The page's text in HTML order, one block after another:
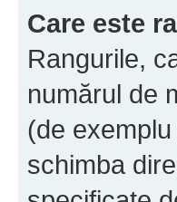
Care este
Rangurile,
numărul de
(de
schimba